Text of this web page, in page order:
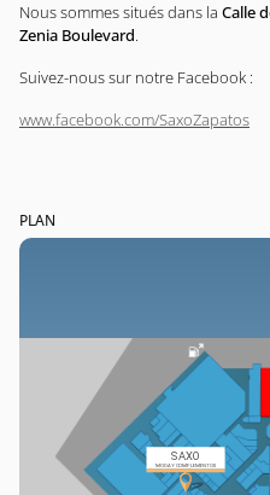
Nous sommes situés dans la Calle
Zenia Boulevard.
Suivez-nous sur notre
www.facebook.com/SaxoZapatos
PLAN